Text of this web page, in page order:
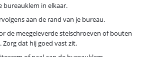
bureauklem in elkaar.
aan de rand van je bureau.
de meegeleverde stelschroeven of bouten
Zorg dat hij goed vast zit.